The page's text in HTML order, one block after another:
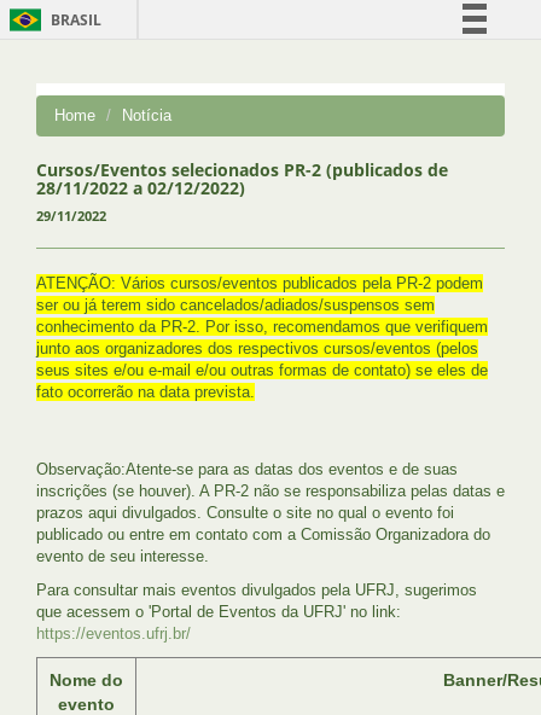
BRASIL
Comunica BR
Acesso à informação
Home Notícia
Cursos/Eventos selecionados PR-2 (publicados de
28/11/2022 a 02/12/2022)
29/11/2022
ATENÇÃO: Vários cursos/eventos publicados pela PR-2 podem
ser ou já terem sido cancelados/adiados/suspensos sem
conhecimento da PR-2. Por isso, recomendamos que verifiquem
junto aos organizadores dos respectivos cursos/eventos (pelos
seus sites e/ou e-mail e/ou outras formas de contato) se eles de
fato ocorrerão na data prevista.
Observação:Atente-se para as datas dos eventos e de suas
inscrições (se houver). A PR-2 não se responsabiliza pelas datas e
prazos aqui divulgados. Consulte o site no qual o evento foi
publicado ou entre em contato com a Comissão Organizadora do
evento de seu interesse.
Para consultar mais eventos divulgados pela UFRJ, sugerimos
que acessem o 'Portal de Eventos da UFRJ' no link:
https://eventos.ufrj.br/
Nome do
evento
Banner/